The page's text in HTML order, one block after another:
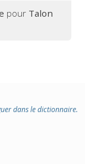
pour Talon
dans le dictionnaire.